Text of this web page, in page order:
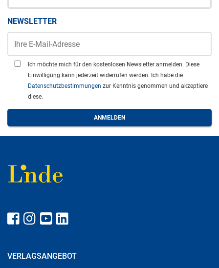
NEWSLETTER
Ich möchte mich für den kostenlosen Newsletter anmelden. Diese
Einwilligung kann jederzeit widerrufen werden. Ich habe die
Datenschutzbestimmungen zur Kenntnis genommen und akzeptiere
diese.
VERLAGSANGEBOT